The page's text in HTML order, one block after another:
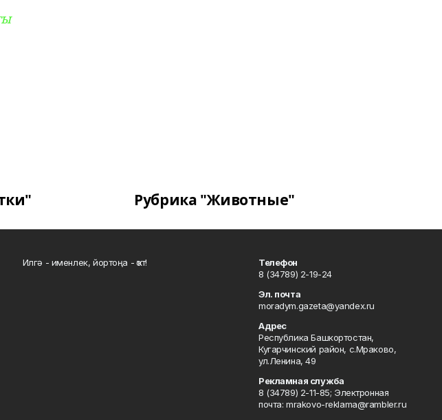
Рубрика "Животные"
Илгә - именлек, йортоңа - ҡот!
Телефон
8 (34789) 2-19-24
Эл. почта
moradym.gazeta@yandex.ru
Адрес
Республика Башкортостан,
Кугарчинский район, с.Мраково,
ул.Ленина, 49
Рекламная служба
8 (34789) 2-11-85; Электронная
почта: mrakovo-reklama@rambler.ru